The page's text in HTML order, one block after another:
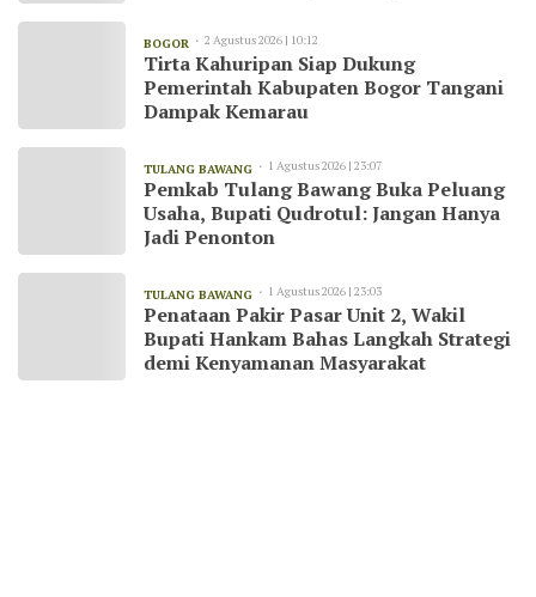
BOGOR 2 Agustus 2026 | 10:12
Tirta Kahuripan Siap Dukung
Pemerintah Kabupaten Bogor Tangani
Dampak Kemarau
TULANG BAWANG 1 Agustus 2026 | 23:07
Pemkab Tulang Bawang Buka Peluang
Usaha, Bupati Qudrotul: Jangan Hanya
Jadi Penonton
TULANG BAWANG 1 Agustus 2026 | 23:03
Penataan Pakir Pasar Unit 2, Wakil
Bupati Hankam Bahas Langkah Strategi
demi Kenyamanan Masyarakat